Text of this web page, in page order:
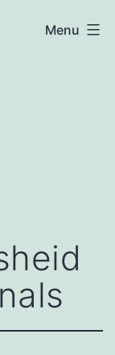
Menu